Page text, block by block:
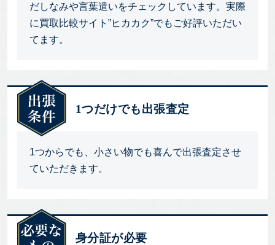
だしなみや言葉遣いをチェックしています。実際
に買取比較サイト”ヒカカク”でもご好評いただい
てます。
1つだけでも出張査定
1つからでも、小さい物でも喜んで出張査定させ
ていただきます。
身分証が必要